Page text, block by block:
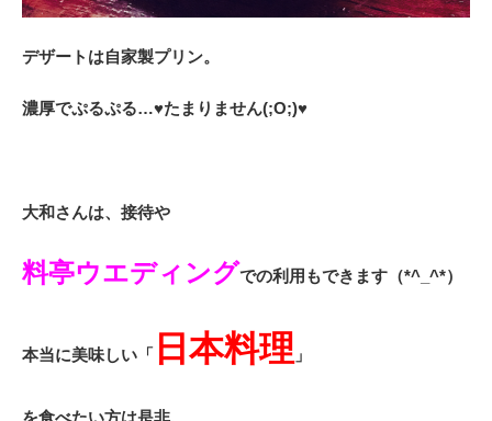
デザートは自家製プリン。
濃厚でぷるぷる…♥たまりません(;O;)♥
大和さんは、接待や
料亭ウエディングでの利用もできます（*^_^*）
本当に美味しい 「 日本料理 」
を食べたい方は是非、